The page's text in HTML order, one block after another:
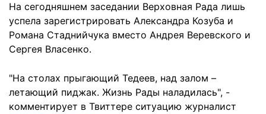
На сегодняшнем заседании Верховная Рада лишь
успела зарегистрировать Александра Козуба и
Романа Стаднийчука вместо Андрея Веревского и
Сергея Власенко.
"На столах прыгающий Тедеев, над залом –
летающий пиджак. Жизнь Рады наладилась", -
комментирует в Твиттере ситуацию журналист